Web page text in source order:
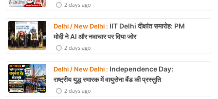
2 days ago
Delhi / New Delhi : IIT Delhi दीक्षांत समारोह: PM
मोदी ने AI और नवाचार पर दिया जोर
2 days ago
Delhi / New Delhi : Independence Day:
राष्ट्रीय युद्ध स्मारक में वायुसेना बैंड की प्रस्तुति
2 days ago